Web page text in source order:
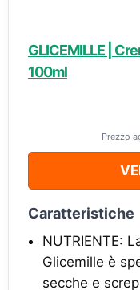
GLICEMILLE |
100ml
Prezzo
Caratteristiche
NUTRIENTE:
Glicemille è
secche e